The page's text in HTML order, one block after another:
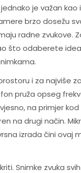
je važan
brzo dosežu
radne zvukove.
što odaberete
i za najviše
pruža opseg
na primjer
na drugi način.
izrada čini ovaj
Snimke zvuka